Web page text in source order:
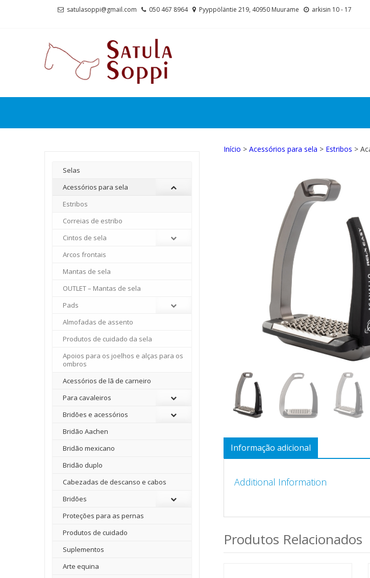
satulasoppi@gmail.com 050 467 8964 Pyyppöläntie 219, 40950 Muurame arkisin 10 - 17
Início > Acessórios para sela > Estribos >
Informação adicional
Additional Information
Produtos Relacionados
Selas
Acessórios para sela
Estribos
Correias de estribo
Cintos de sela
Arcos frontais
Mantas de sela
OUTLET – Mantas de sela
Pads
Almofadas de assento
Produtos de cuidado da sela
Apoios para os joelhos e alças para os
ombros
Acessórios de lã de carneiro
Para cavaleiros
Bridões e acessórios
Bridão Aachen
Bridão mexicano
Bridão duplo
Cabezadas de descanso e cabos
Bridões
Proteções para as pernas
Produtos de cuidado
Suplementos
Arte equina